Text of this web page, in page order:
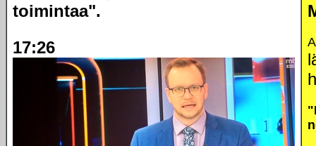
toimintaa".
17:26